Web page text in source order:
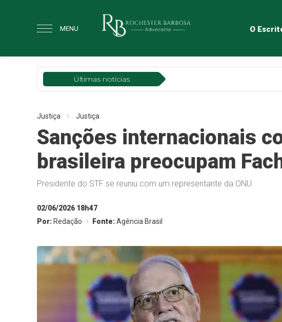
MENU O
Últimas notícias
Justiça Justiça
Sanções internacionais
brasileira preocupam
Presidente do STF se reuniu com um representante da ONU
02/06/2026 18h47
Por: Redação Fonte:Agência Brasil